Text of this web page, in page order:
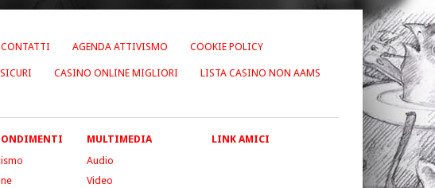
CONTATTI AGENDA ATTIVISMO COOKIE POLICY
CASINO ONLINE MIGLIORI LISTA CASINO NON AAMS
MULTIMEDIA
Audio
Video
LINK AMICI